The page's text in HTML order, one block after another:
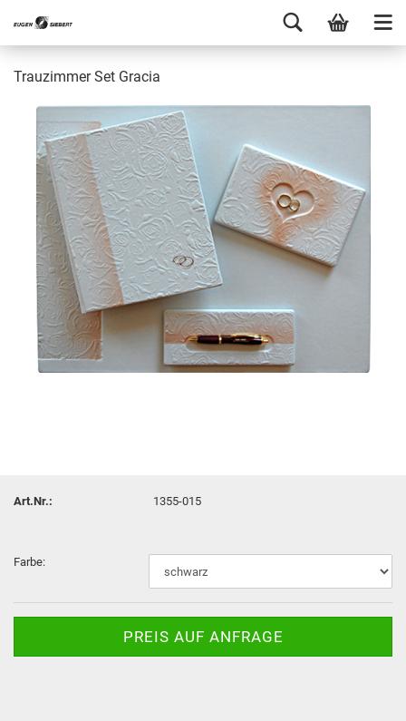
Trauzimmer Set Gracia
Art.Nr.: 1355-015
Farbe:
PREIS AUF ANFRAGE